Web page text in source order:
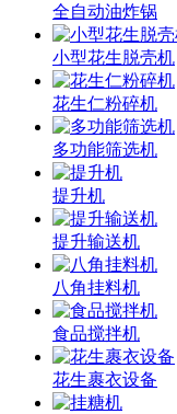
全自动油炸锅
小型花生脱壳机
花生仁粉碎机
多功能筛选机
提升机
提升输送机
八角挂料机
食品搅拌机
花生裹衣设备